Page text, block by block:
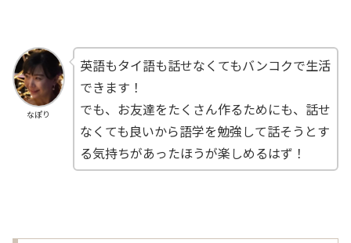
なぽり
英語もタイ語も話せなくてもバンコクで生活
できます！
でも、お友達をたくさん作るためにも、話せ
なくても良いから語学を勉強して話そうとす
る気持ちがあったほうが楽しめるはず！